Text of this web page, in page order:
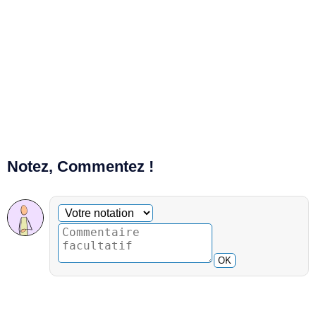
Notez, Commentez !
Commentaire facultatif
Votre notation
OK